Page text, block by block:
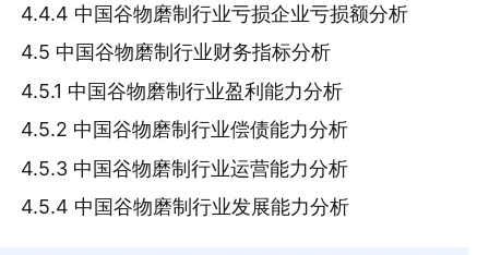
4.4.4 中国谷物磨制行业亏损企业亏损额分析
4.5 中国谷物磨制行业财务指标分析
4.5.1 中国谷物磨制行业盈利能力分析
4.5.2 中国谷物磨制行业偿债能力分析
4.5.3 中国谷物磨制行业运营能力分析
4.5.4 中国谷物磨制行业发展能力分析